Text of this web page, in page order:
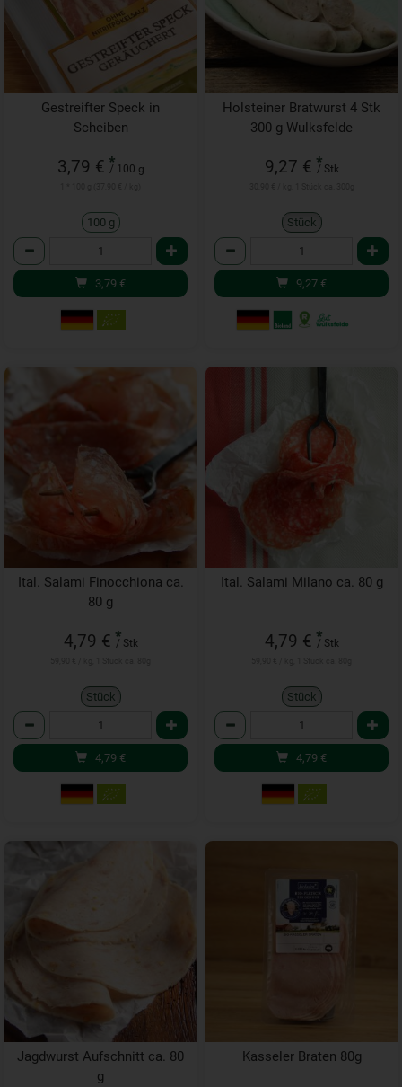
Gestreifter Speck in
Scheiben
3,79 € *
/ 100 g
100 g
Anzahl
3,79 €
Holsteiner Bratwurst 4 Stk
300 g Wulksfelde
9,27 € *
/ Stk
Stück
Anzahl
9,27 €
Ital. Salami Finocchiona ca.
80 g
4,79 € *
/ Stk
Stück
Anzahl
4,79 €
Ital. Salami Milano ca. 80 g
4,79 € *
/ Stk
Stück
Anzahl
4,79 €
Jagdwurst Aufschnitt ca. 80
g
Kasseler Braten 80g